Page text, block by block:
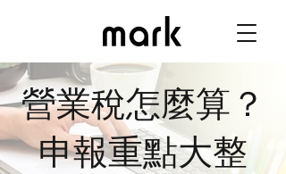
營業稅怎麼算？
申報重點大整